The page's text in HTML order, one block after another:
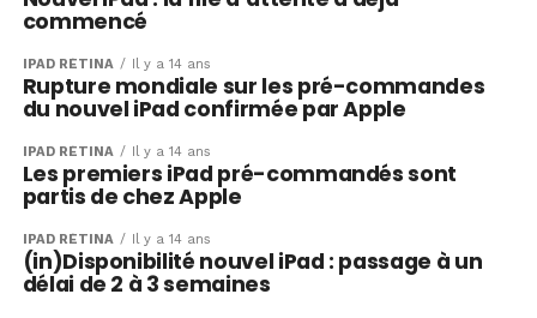
commencé
IPAD RÉTINA Il y a 14 ans
Rupture mondiale sur les pré-commandes
du nouvel iPad confirmée par Apple
IPAD RÉTINA Il y a 14 ans
Les premiers iPad pré-commandés sont
partis de chez Apple
IPAD RÉTINA Il y a 14 ans
(in)Disponibilité nouvel iPad : passage à un
délai de 2 à 3 semaines